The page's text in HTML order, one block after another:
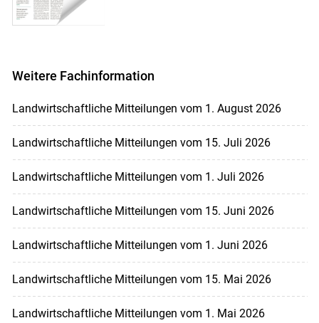
Weitere Fachinformation
Landwirtschaftliche Mitteilungen vom 1. August 2026
Landwirtschaftliche Mitteilungen vom 15. Juli 2026
Landwirtschaftliche Mitteilungen vom 1. Juli 2026
Landwirtschaftliche Mitteilungen vom 15. Juni 2026
Landwirtschaftliche Mitteilungen vom 1. Juni 2026
Landwirtschaftliche Mitteilungen vom 15. Mai 2026
Landwirtschaftliche Mitteilungen vom 1. Mai 2026